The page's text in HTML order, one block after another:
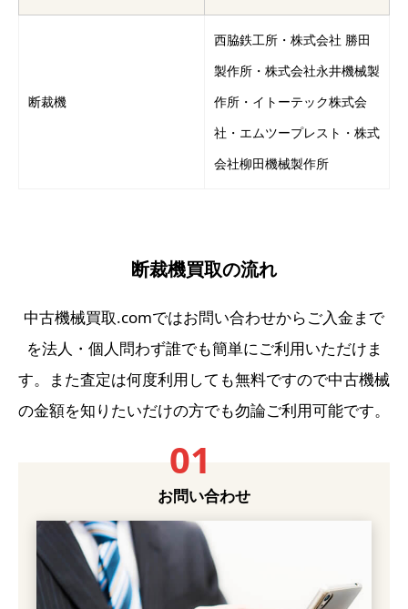
断裁機
西脇鉄工所・株式会社 勝田
製作所・株式会社永井機械製
作所・イトーテック株式会
社・エムツープレスト・株式
会社柳田機械製作所
断裁機買取の流れ
中古機械買取.comではお問い合わせからご入金まで
を法人・個人問わず誰でも簡単にご利用いただけま
す。また査定は何度利用しても無料ですので中古機械
の金額を知りたいだけの方でも勿論ご利用可能です。
01
お問い合わせ